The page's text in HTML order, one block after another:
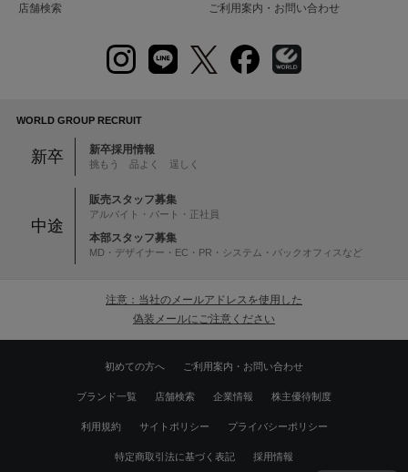
店舗検索 ご利用案内・お問い合わせ
WORLD GROUP RECRUIT
新卒 新卒採用情報
挑もう 品よく 逞しく
中途
販売スタッフ募集
アルバイト・パート・正社員
本部スタッフ募集
MD・デザイナー・EC・PR・システム・バックオフィスなど
注意：当社のメールアドレスを使用した
偽装メールにご注意ください
初めての方へ ご利用案内・お問い合わせ
ブランド一覧 店舗検索 企業情報 株主優待制度
利用規約 サイトポリシー プライバシーポリシー
特定商取引法に基づく表記 採用情報